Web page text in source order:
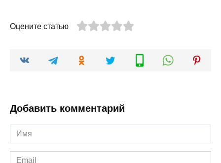
Оцените статью
Добавить комментарий
Имя
*
Email